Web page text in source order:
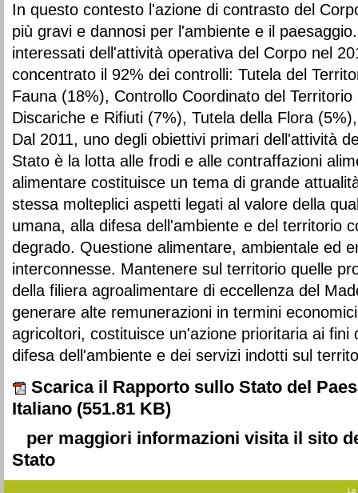
In questo contesto l'azione di contrasto del
più gravi e dannosi per l'ambiente e il
interessati dell'attività operativa del Corpo nel
concentrato il 92% dei controlli: Tutela del
Fauna (18%), Controllo Coordinato del
Discariche e Rifiuti (7%), Tutela della Flora
Dal 2011, uno degli obiettivi primari dell'attività
Stato è la lotta alle frodi e alle contraffazioni
alimentare costituisce un tema di grande
stessa molteplici aspetti legati al valore della
umana, alla difesa dell'ambiente e del territorio
degrado. Questione alimentare, ambientale ed
interconnesse. Mantenere sul territorio quelle
della filiera agroalimentare di eccellenza del
generare alte remunerazioni in termini
agricoltori, costituisce un'azione prioritaria ai fini
difesa dell'ambiente e dei servizi indotti sul
Scarica il Rapporto sullo Stato del
Italiano (551.81 KB)
per maggiori informazioni visita il sito
Stato
La